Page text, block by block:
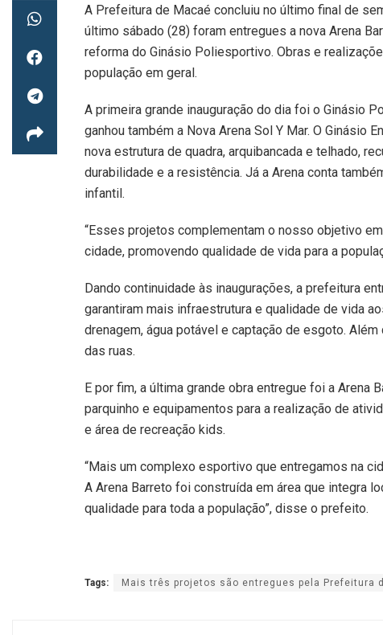
A Prefeitura de Macaé concluiu no último final de
último sábado (28) foram entregues a nova Arena
reforma do Ginásio Poliesportivo. Obras e
população em geral.
A primeira grande inauguração do dia foi o Ginásio
ganhou também a Nova Arena Sol Y Mar. O Ginásio
nova estrutura de quadra, arquibancada e telhado,
durabilidade e a resistência. Já a Arena conta
infantil.
“Esses projetos complementam o nosso objetivo
cidade, promovendo qualidade de vida para a
Dando continuidade às inaugurações, a prefeitura
garantiram mais infraestrutura e qualidade de vida
drenagem, água potável e captação de esgoto.
das ruas.
E por fim, a última grande obra entregue foi a Arena
parquinho e equipamentos para a realização de
e área de recreação kids.
“Mais um complexo esportivo que entregamos na
A Arena Barreto foi construída em área que integra
qualidade para toda a população”, disse o prefeito.
Tags: Mais três projetos são entregues pela Prefeitura